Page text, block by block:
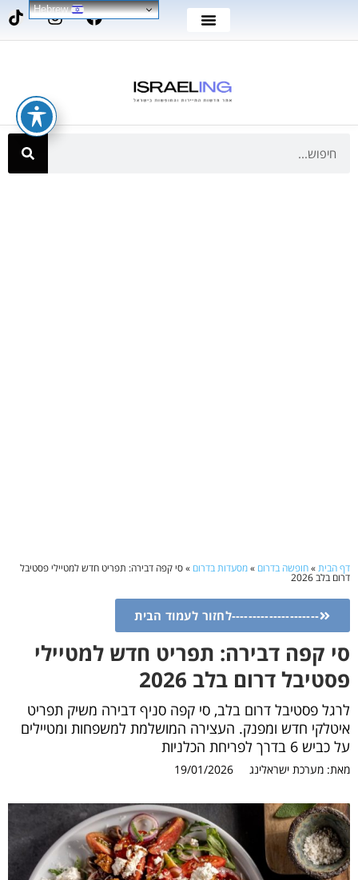
דף הבית»חופשה בדרום »מסעדות בדרום »סי קפה דבירה: תפריט חדש למטיילי פסטיבל
דרום בלב 2026
---------------------לחזור לעמוד הבית
סי קפה דבירה: תפריט חדש למטיילי
פסטיבל דרום בלב 2026
לרגל פסטיבל דרום בלב, סי קפה סניף דבירה משיק תפריט
איטלקי חדש ומפנק. העצירה המושלמת למשפחות ומטיילים
על כביש 6 בדרך לפריחת הכלניות
מאת: מערכת ישראלינג 19/01/2026
Hebrew